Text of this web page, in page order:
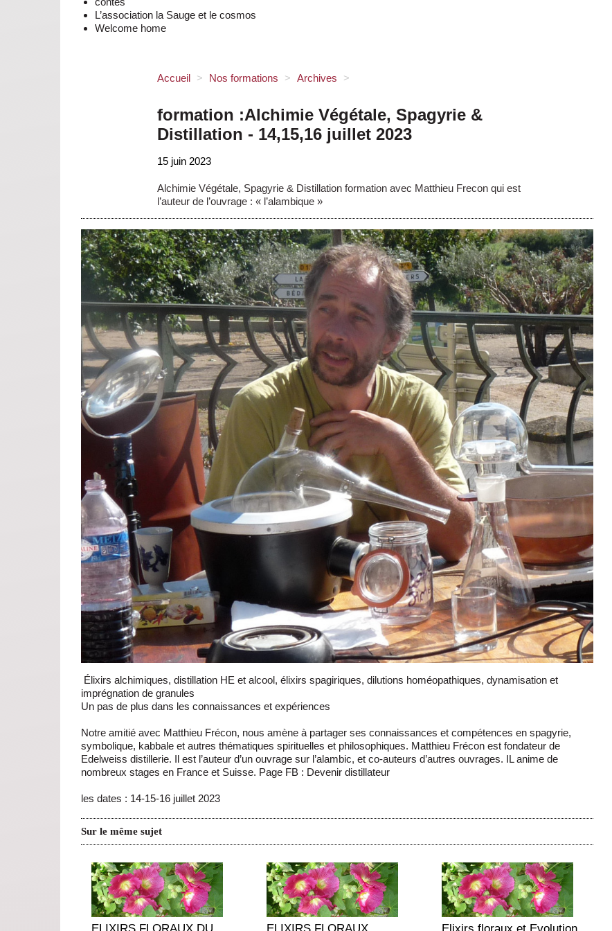
L’association la Sauge et le cosmos
Welcome home
Accueil > Nos formations > Archives >
formation :Alchimie Végétale, Spagyrie &
Distillation - 14,15,16 juillet 2023
15 juin 2023
Alchimie Végétale, Spagyrie & Distillation formation avec Matthieu Frecon qui est
l’auteur de l’ouvrage : « l’alambique »
Élixirs alchimiques, distillation HE et alcool, élixirs spagiriques, dilutions homéopathiques, dynamisation et
imprégnation de granules
Un pas de plus dans les connaissances et expériences
Notre amitié avec Matthieu Frécon, nous amène à partager ses connaissances et compétences en spagyrie,
symbolique, kabbale et autres thématiques spirituelles et philosophiques. Matthieu Frécon est fondateur de
Edelweiss distillerie. Il est l’auteur d’un ouvrage sur l’alambic, et co-auteurs d’autres ouvrages. IL anime de
nombreux stages en France et Suisse. Page FB : Devenir distillateur
les dates : 14-15-16 juillet 2023
Sur le même sujet
ELIXIRS FLORAUX DU ELIXIRS FLORAUX Elixirs floraux et Evolution